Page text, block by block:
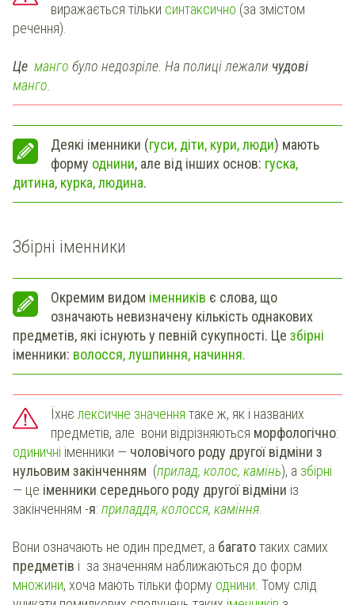
виражається тільки синтаксично (за змістом
речення).
Це манго було недозріле. На полиці лежали чудові
манго.
Деякі іменники (гуси, діти, кури, люди) мають
форму однини, але від інших основ: гуска,
дитина, курка, людина.
Збірні іменники
Окремим видом іменників є слова, що
означають невизначену кількість однакових
предметів, які існують у певній сукупності. Це збірні
іменники: волосся, лушпиння, начиння.
Їхнє лексичне значення таке ж, як і названих
предметів, але вони відрізняються морфологічно:
одиничні іменники — чоловічого роду другої відміни з
нульовим закінченням (прилад, колос, камінь), а збірні
— це іменники середнього роду другої відміни із
закінченням -я: приладдя, колосся, каміння.
Вони означають не один предмет, а багатотаких самих
предметів і за значенням наближаються до форм
множини, хоча мають тільки форму однини. Тому слід